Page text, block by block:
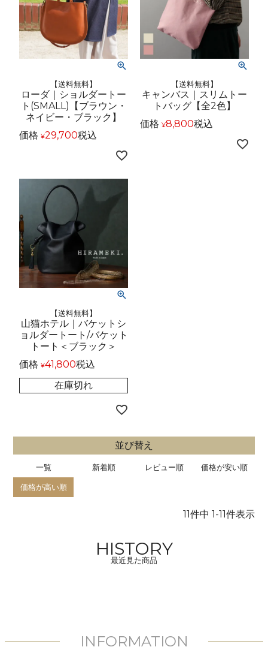
【送料無料】
ローダ｜ショルダートー
ト(SMALL)【ブラウン・
ネイビー・ブラック】
価格 ¥29,700税込
【送料無料】
キャンバス｜スリムトー
トバッグ【全2色】
価格 ¥8,800税込
【送料無料】
山猫ホテル｜バケットシ
ョルダートート/バケット
トート＜ブラック＞
価格 ¥41,800税込
在庫切れ
並び替え
一覧 新着順 レビュー順 価格が安い順
価格が高い順
11件中 1-11件表示
HISTORY
最近見た商品
INFORMATION